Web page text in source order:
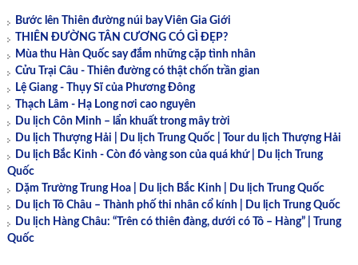
Bước lên Thiên đường núi bay Viên Gia Giới
THIÊN ĐƯỜNG TÂN CƯƠNG CÓ GÌ ĐẸP?
Mùa thu Hàn Quốc say đắm những cặp tình nhân
Cửu Trại Câu - Thiên đường có thật chốn trần gian
Lệ Giang - Thụy Sĩ của Phương Đông
Thạch Lâm - Hạ Long nơi cao nguyên
Du lịch Côn Minh – lẩn khuất trong mây trời
Du lịch Thượng Hải | Du lịch Trung Quốc | Tour du lịch Thượng Hải
Du lịch Bắc Kinh - Còn đó vàng son của quá khứ | Du lịch Trung
Quốc
Dặm Trường Trung Hoa | Du lịch Bắc Kinh | Du lịch Trung Quốc
Du lịch Tô Châu – Thành phố thi nhân cổ kính | Du lịch Trung Quốc
Du lịch Hàng Châu: “Trên có thiên đàng, dưới có Tô – Hàng” | Trung
Quốc